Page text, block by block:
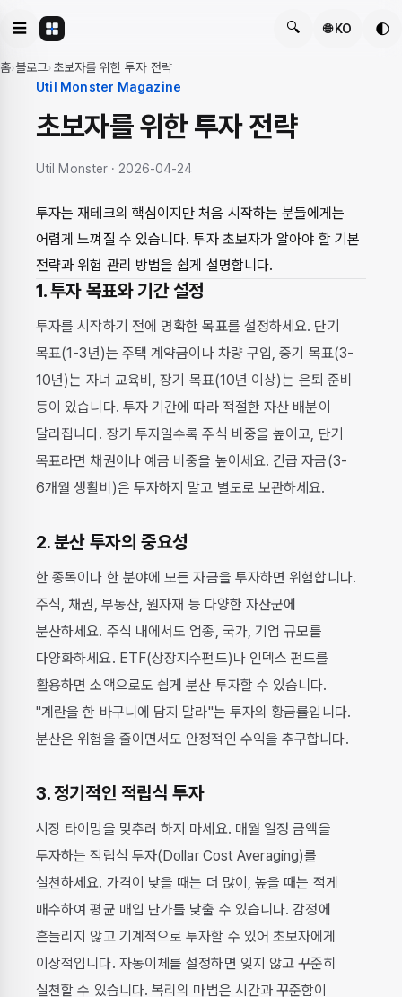
☰ 🔍 🌐 KO 🌓
홈›블로그›초보자를 위한 투자 전략
Util Monster Magazine
초보자를 위한 투자 전략
Util Monster · 2026-04-24
투자는 재테크의 핵심이지만 처음 시작하는 분들에게는
어렵게 느껴질 수 있습니다. 투자 초보자가 알아야 할 기본
전략과 위험 관리 방법을 쉽게 설명합니다.
1. 투자 목표와 기간 설정
투자를 시작하기 전에 명확한 목표를 설정하세요. 단기
목표(1-3년)는 주택 계약금이나 차량 구입, 중기 목표(3-
10년)는 자녀 교육비, 장기 목표(10년 이상)는 은퇴 준비
등이 있습니다. 투자 기간에 따라 적절한 자산 배분이
달라집니다. 장기 투자일수록 주식 비중을 높이고, 단기
목표라면 채권이나 예금 비중을 높이세요. 긴급 자금(3-
6개월 생활비)은 투자하지 말고 별도로 보관하세요.
2. 분산 투자의 중요성
한 종목이나 한 분야에 모든 자금을 투자하면 위험합니다.
주식, 채권, 부동산, 원자재 등 다양한 자산군에
분산하세요. 주식 내에서도 업종, 국가, 기업 규모를
다양화하세요. ETF(상장지수펀드)나 인덱스 펀드를
활용하면 소액으로도 쉽게 분산 투자할 수 있습니다.
"계란을 한 바구니에 담지 말라"는 투자의 황금률입니다.
분산은 위험을 줄이면서도 안정적인 수익을 추구합니다.
3. 정기적인 적립식 투자
시장 타이밍을 맞추려 하지 마세요. 매월 일정 금액을
투자하는 적립식 투자(Dollar Cost Averaging)를
실천하세요. 가격이 낮을 때는 더 많이, 높을 때는 적게
매수하여 평균 매입 단가를 낮출 수 있습니다. 감정에
흔들리지 않고 기계적으로 투자할 수 있어 초보자에게
이상적입니다. 자동이체를 설정하면 잊지 않고 꾸준히
실천할 수 있습니다. 복리의 마법은 시간과 꾸준함이